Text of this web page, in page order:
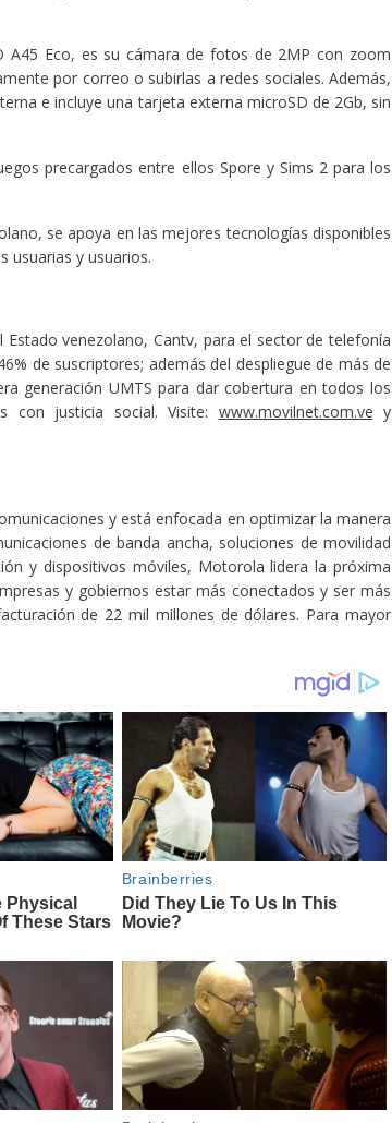
A45 Eco, es su cámara de fotos de 2MP con zoom
por correo o subirlas a redes sociales. Además,
e incluye una tarjeta externa microSD de 2Gb, sin
precargados entre ellos Spore y Sims 2 para los
se apoya en las mejores tecnologías disponibles
usuarias y usuarios.
venezolano, Cantv, para el sector de telefonía
de suscriptores; además del despliegue de más de
generación UMTS para dar cobertura en todos los
con justicia social. Visite: www.movilnet.com.ve y
y está enfocada en optimizar la manera
de banda ancha, soluciones de movilidad
y dispositivos móviles, Motorola lidera la próxima
y gobiernos estar más conectados y ser más
de 22 mil millones de dólares. Para mayor